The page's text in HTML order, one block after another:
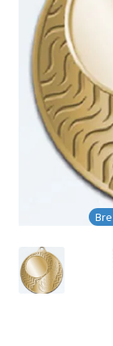
Galerija športnih
Hitra izdelava
Katalog
Pogoji